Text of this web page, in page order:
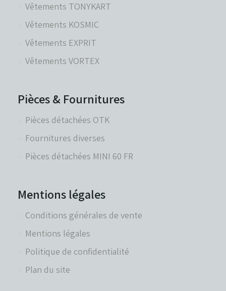
Vêtements TONYKART
Vêtements KOSMIC
Vêtements EXPRIT
Vêtements VORTEX
Pièces & Fournitures
Pièces détachées OTK
Fournitures diverses
Pièces détachées MINI 60 FR
Mentions légales
Conditions générales de vente
Mentions légales
Politique de confidentialité
Plan du site